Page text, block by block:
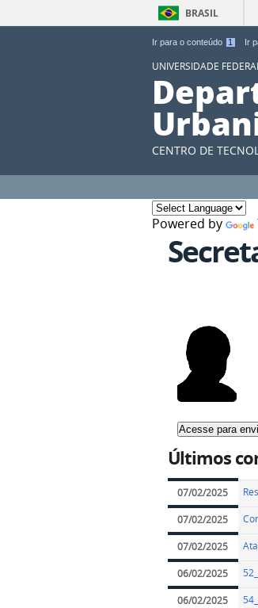
Ir para o conteúdo 1 Ir
BRASIL
UNIVERSIDADE
CENTRO DE
Powered by
Últimos
07/02/2025
07/02/2025
07/02/2025
06/02/2025
06/02/2025